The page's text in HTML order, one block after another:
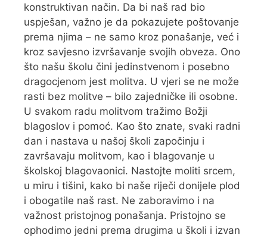
konstruktivan način. Da bi naš rad bio
uspješan, važno je da pokazujete poštovanje
prema njima – ne samo kroz ponašanje, već i
kroz savjesno izvršavanje svojih obveza. Ono
što našu školu čini jedinstvenom i posebno
dragocjenom jest molitva. U vjeri se ne može
rasti bez molitve – bilo zajedničke ili osobne.
U svakom radu molitvom tražimo Božji
blagoslov i pomoć. Kao što znate, svaki radni
dan i nastava u našoj školi započinju i
završavaju molitvom, kao i blagovanje u
školskoj blagovaonici. Nastojte moliti srcem,
u miru i tišini, kako bi naše riječi donijele plod
i obogatile naš rast. Ne zaboravimo i na
važnost pristojnog ponašanja. Pristojno se
ophodimo jedni prema drugima u školi i izvan